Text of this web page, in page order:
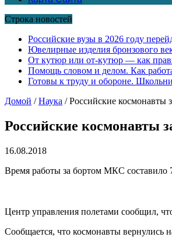
Строка новостей
Российские вузы в 2026 году
Ювелирные изделия бронзового
От кутюр или от-кутюр — как
Помощь словом и делом. Как
Готовы к труду и обороне.
Домой / Наука / Российские космонавты
Российские космонавты
16.08.2018
Время работы за бортом МКС составило
Центр управления полетами сообщил,
Сообщается, что космонавты вернулись